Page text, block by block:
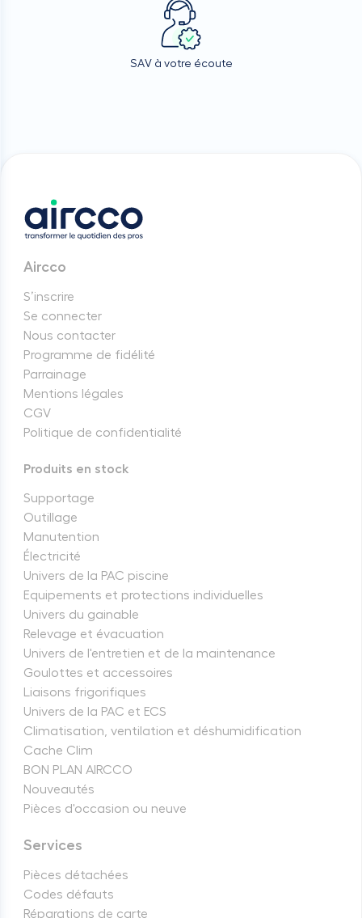
SAV à votre écoute
Aircco
S’inscrire
Se connecter
Nous contacter
Programme de fidélité
Parrainage
Mentions légales
CGV
Politique de confidentialité
Produits en stock
Supportage
Outillage
Manutention
Électricité
Univers de la PAC piscine
Equipements et protections individuelles
Univers du gainable
Relevage et évacuation
Univers de l'entretien et de la maintenance
Goulottes et accessoires
Liaisons frigorifiques
Univers de la PAC et ECS
Climatisation, ventilation et déshumidification
Cache Clim
BON PLAN AIRCCO
Nouveautés
Pièces d'occasion ou neuve
Services
Pièces détachées
Codes défauts
Réparations de carte